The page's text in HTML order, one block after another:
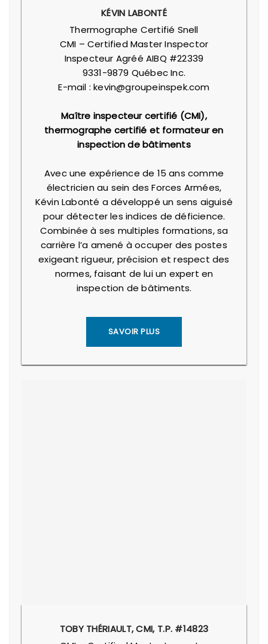
KÉVIN LABONTÉ
Thermographe Certifié Snell
CMI – Certified Master Inspector
Inspecteur Agréé AIBQ #22339
9331-9879 Québec Inc.
E-mail : kevin@groupeinspek.com
Maître inspecteur certifié (CMI),
thermographe certifié et formateur en
inspection de bâtiments
Avec une expérience de 15 ans comme
électricien au sein des Forces Armées,
Kévin Labonté a développé un sens aiguisé
pour détecter les indices de déficience.
Combinée à ses multiples formations, sa
carrière l’a amené à occuper des postes
exigeant rigueur, précision et respect des
normes, faisant de lui un expert en
inspection de bâtiments.
SAVOIR PLUS
TOBY THÉRIAULT, CMI, T.P. #14823